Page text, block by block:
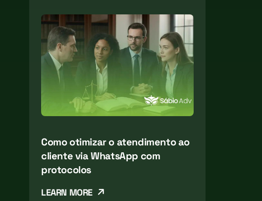
Como otimizar o atendimento ao
cliente via WhatsApp com
protocolos
LEARN MORE